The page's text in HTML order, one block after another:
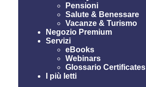
Pensioni
Salute & Benessare
Vacanze & Turismo
Negozio Premium
Servizi
eBooks
Webinars
Glossario Certificates
I più letti